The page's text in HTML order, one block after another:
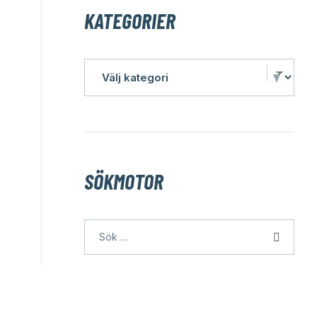
KATEGORIER
SÖKMOTOR